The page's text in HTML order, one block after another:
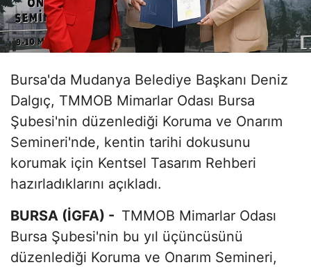
Bursa'da Mudanya Belediye Başkanı Deniz
Dalgıç, TMMOB Mimarlar Odası Bursa
Şubesi'nin düzenlediği Koruma ve Onarım
Semineri'nde, kentin tarihi dokusunu
korumak için Kentsel Tasarım Rehberi
hazırladıklarını açıkladı.
BURSA (İGFA) - TMMOB Mimarlar Odası
Bursa Şubesi'nin bu yıl üçüncüsünü
düzenlediği Koruma ve Onarım Semineri,